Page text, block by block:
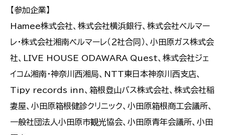
【参加企業】
Hamee株式会社、株式会社横浜銀行、株式会社ベルマー
レ・株式会社湘南ベルマーレ（２社合同）、小田原ガス株式会
社、LIVE HOUSE ODAWARA Quest、株式会社ジェ
イコム湘南・神奈川西湘局、NTT東日本神奈川西支店、
Tipy records inn、箱根登山バス株式会社、株式会社稲
妻屋、小田原箱根健診クリニック、小田原箱根商工会議所、
一般社団法人小田原市観光協会、小田原青年会議所、小田